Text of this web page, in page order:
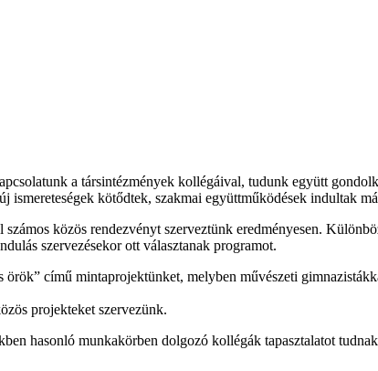
a társintézmények kollégáival, tudunk együtt
kötődtek, szakmai együttműködések indultak
közös rendezvényt szerveztünk eredményesen.
szervezésekor ott választanak programot.
című mintaprojektünket, melyben művészeti
projekteket szervezünk.
hasonló munkakörben dolgozó kollégák tapasztalatot